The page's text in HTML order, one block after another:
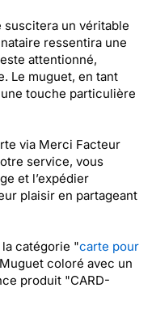
un véritable
ressentira une
attentionné,
Le muguet, en tant
touche particulière
via Merci Facteur
service, vous
et l’expédier
plaisir en partageant
catégorie "carte pour
coloré avec un
produit "CARD-